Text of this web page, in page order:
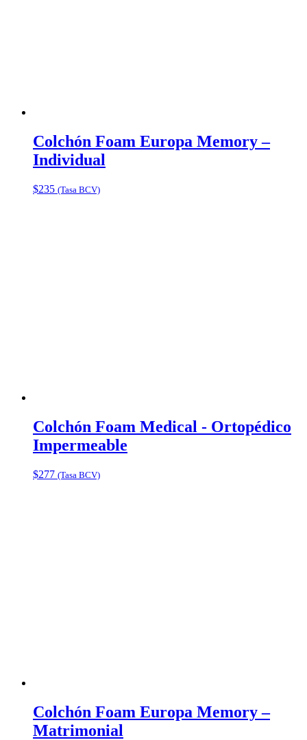
Colchón Foam Europa Memory –
Individual
$235 (Tasa BCV)
Colchón Foam Medical - Ortopédico
Impermeable
$277 (Tasa BCV)
Colchón Foam Europa Memory –
Matrimonial